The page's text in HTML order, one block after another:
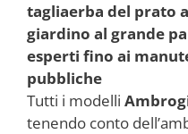
tagliaerba del prato
giardino al grande
esperti fino ai
pubbliche
Tutti i modelli
tenendo conto